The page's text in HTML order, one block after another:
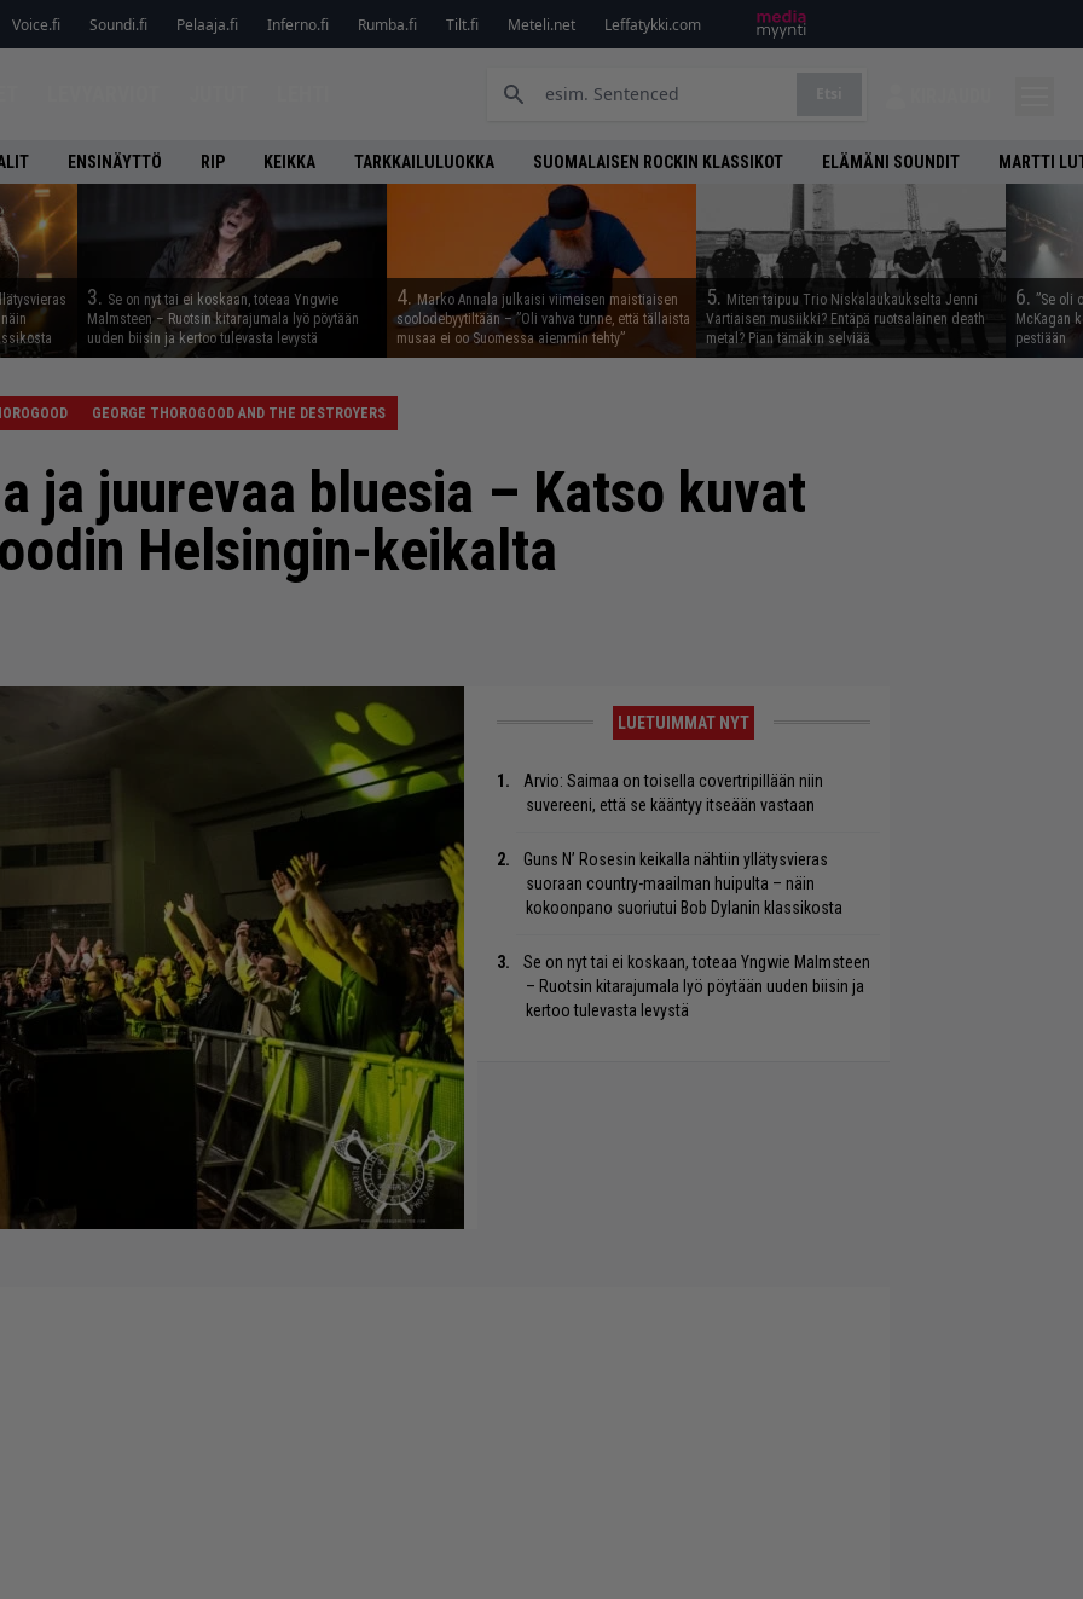
Voice.fi Soundi.fi Pelaaja.fi Inferno.fi Rumba.fi Tilt.fi Meteli.net Leffatykki.com
ENSINÄYTTÖ RIP KEIKKA TARKKAILULUOKKA SUOMALAISEN ROCKIN KLASSIKOT ELÄMÄNI SOUNDIT MARTTI
3. Se on nyt tai ei koskaan, toteaa Yngwie
Malmsteen – Ruotsin kitarajumala lyö pöytään
uuden biisin ja kertoo tulevasta levystä
4. Marko Annala julkaisi viimeisen maistiaisen
soolodebyytiltään – ”Oli vahva tunne, että tällaista
musaa ei oo Suomessa aiemmin tehty”
5. Miten taipuu Trio Niskalaukaukselta Jenni
Vartiaisen musiikki? Entäpä ruotsalainen death
metal? Pian tämäkin selviää
6. ”Se oli
McKagan
pestiään
GEORGE THOROGOOD AND THE DESTROYERS
ja juurevaa bluesia – Katso kuvat
Helsingin-keikalta
LUETUIMMAT NYT
Arvio: Saimaa on toisella covertripillään niin
suvereeni, että se kääntyy itseään vastaan
Guns N’ Rosesin keikalla nähtiin yllätysvieras
suoraan country-maailman huipulta – näin
kokoonpano suoriutui Bob Dylanin klassikosta
Se on nyt tai ei koskaan, toteaa Yngwie Malmsteen
– Ruotsin kitarajumala lyö pöytään uuden biisin ja
kertoo tulevasta levystä